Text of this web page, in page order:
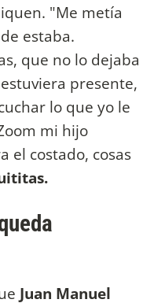
"Me metía
estaba.
que no lo dejaba
presente,
lo que yo le
mi hijo
el costado, cosas
Juan Manuel